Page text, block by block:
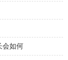
会如何